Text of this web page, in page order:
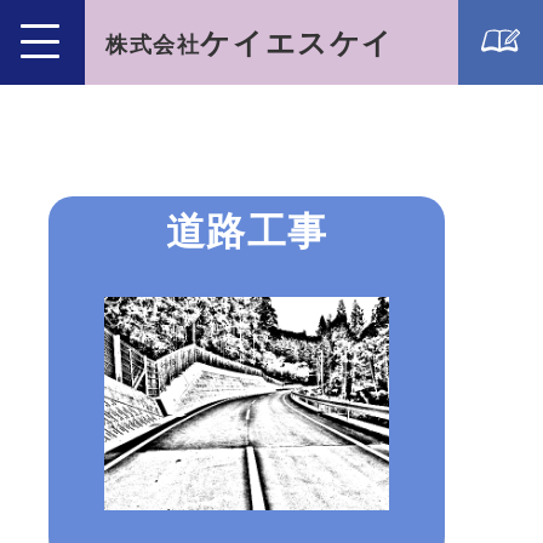
株式会社ケイエスケイ
道路工事